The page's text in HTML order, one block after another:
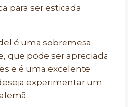
para ser esticada
é uma sobremesa
que pode ser apreciada
e é uma excelente
experimentar um